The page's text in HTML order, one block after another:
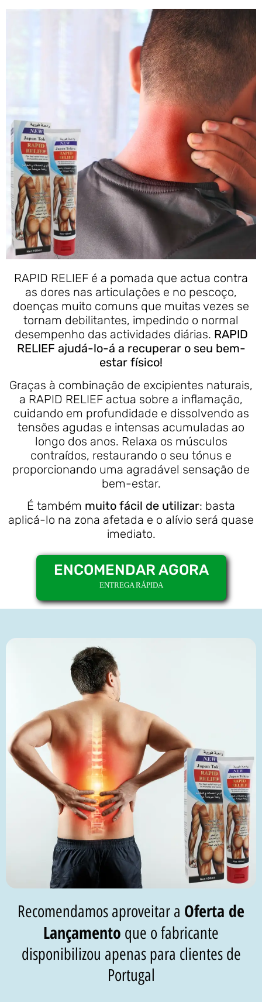
RAPID RELIEF é a pomada que actua contra
as dores nas articulações e no pescoço,
doenças muito comuns que muitas vezes se
tornam debilitantes, impedindo o normal
desempenho das actividades diárias. RAPID
RELIEF ajudá-lo-á a recuperar o seu bem-
estar físico!
Graças à combinação de excipientes naturais,
a RAPID RELIEF actua sobre a inflamação,
cuidando em profundidade e dissolvendo as
tensões agudas e intensas acumuladas ao
longo dos anos. Relaxa os músculos
contraídos, restaurando o seu tónus e
proporcionando uma agradável sensação de
bem-estar.
É também muito fácil de utilizar: basta
aplicá-lo na zona afetada e o alívio será quase
imediato.
ENCOMENDAR AGORA
ENTREGA RÁPIDA
Recomendamos aproveitar a Oferta de
Lançamento que o fabricante
disponibilizou apenas para clientes de
Portugal